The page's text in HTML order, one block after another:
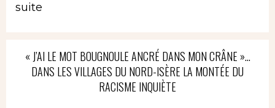
suite
« J’AI LE MOT BOUGNOULE ANCRÉ DANS MON CRÂNE »…
DANS LES VILLAGES DU NORD-ISÈRE LA MONTÉE DU
RACISME INQUIÈTE